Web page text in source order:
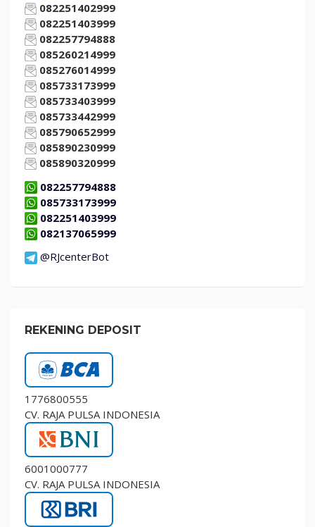
082251402999
082251403999
082257794888
085260214999
085276014999
085733173999
085733403999
085733442999
085790652999
085890230999
085890320999
082257794888
085733173999
082251403999
082137065999
@RJcenterBot
REKENING DEPOSIT
1776800555
CV. RAJA PULSA INDONESIA
6001000777
CV. RAJA PULSA INDONESIA